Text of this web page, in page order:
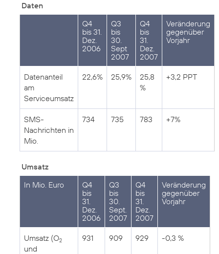
Daten
Q4
bis 31.
Dez.
2006
Q3
bis
30.
Sept
2007
Q4
bis
31.
Dez.
2007
Veränderung
gegenüber
Vorjahr
Datenanteil
am
Serviceumsatz
22,6% 25,9%
25,8
%
+3,2 PPT
SMS-
Nachrichten in
Mio.
734 735 783 +7%
Umsatz
In Mio. Euro
Q4
bis
31.
Dez.
2006
Q3
bis
30.
Sept.
2007
Q4
bis
31.
Dez.
2007
Veränderung
gegenüber
Vorjahr
Umsatz (O2
und
931 909 929 -0,3 %